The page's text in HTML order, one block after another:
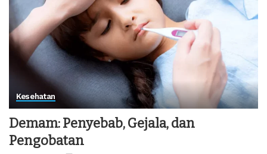
Kesehatan
Demam: Penyebab, Gejala, dan
Pengobatan